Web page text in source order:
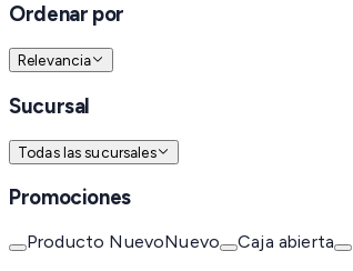
Ordenar por
Relevancia
Sucursal
Todas las sucursales
Promociones
Producto NuevoNuevo Caja abierta